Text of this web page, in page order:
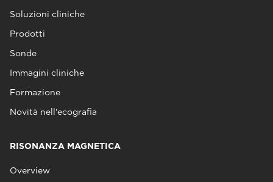
Soluzioni cliniche
Prodotti
Sonde
Immagini cliniche
Formazione
Novità nell'ecografia
RISONANZA MAGNETICA
Overview